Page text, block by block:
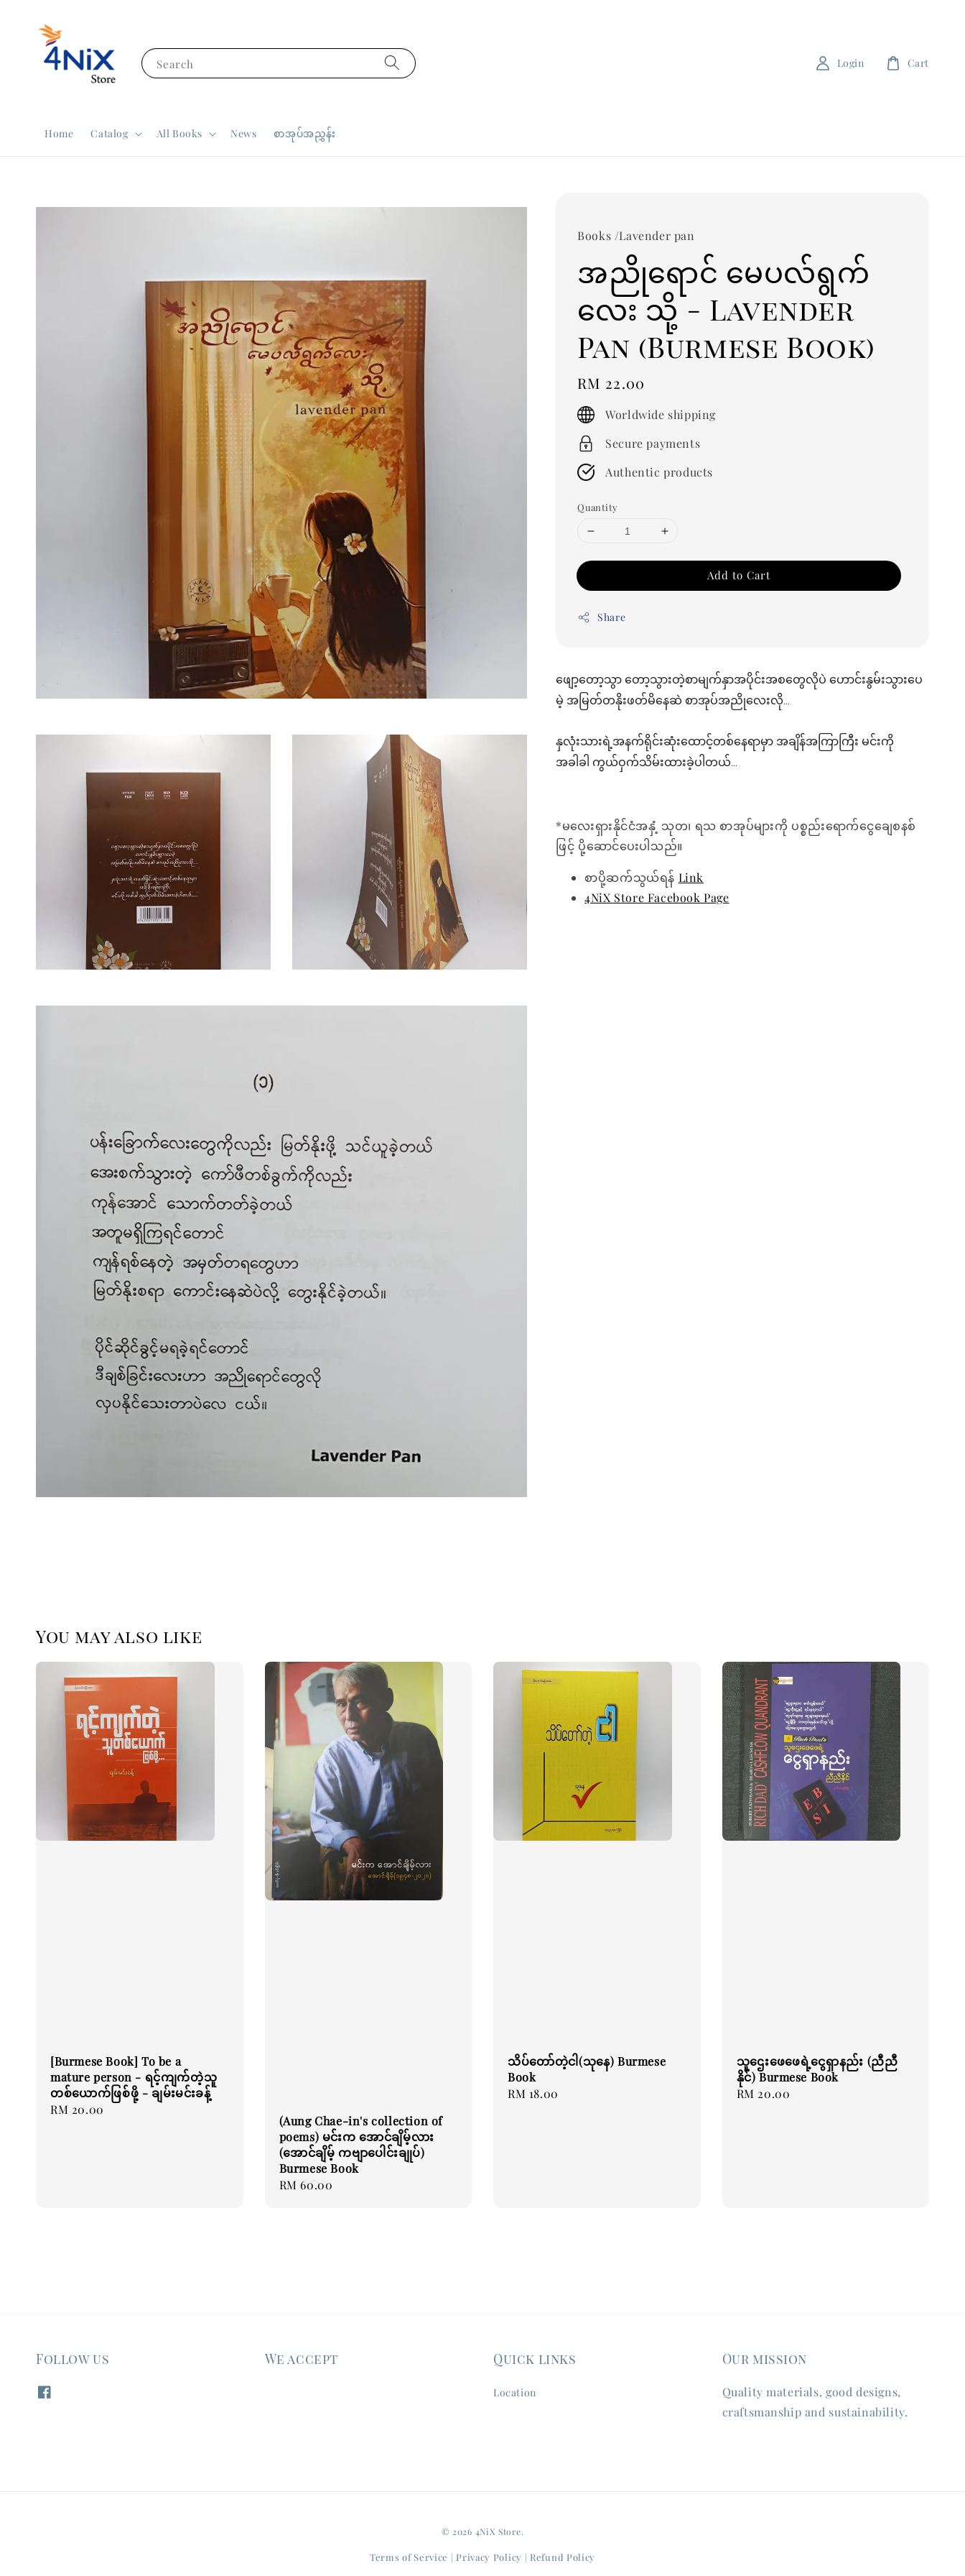
Search
Home Catalog All Books News စာအုပ်အညွှန်း
Login Cart
Books /Lavender pan
အညိုရောင် မေပလ်ရွက်
လေး သို့ - Lavender
Pan (Burmese Book)
Regular
price
RM 22.00
Worldwide shipping
Secure payments
Authentic products
Quantity
Add to Cart
Share
ဖျော့တော့သွာ တော့သွားတဲ့စာမျက်နှာအပိုင်းအစတွေလိုပဲ ဟောင်းနွမ်းသွားပေ
မဲ့ အမြတ်တနိုးဖတ်မိနေဆဲ စာအုပ်အညိုလေးလို...
နှလုံးသားရဲ့အနက်ရိုင်းဆုံးထောင့်တစ်နေရာမှာ အချိန်အကြာကြီး မင်းကို
အခါခါ ကွယ်ဝှက်သိမ်းထားခဲ့ပါတယ်...
*မလေးရှားနိုင်ငံအနှံ့ သုတ၊ ရသ စာအုပ်များကို ပစ္စည်းရောက်ငွေချေစနစ်
ဖြင့် ပို့ဆောင်ပေးပါသည်။
စာပို့ဆက်သွယ်ရန် Link
4NiX Store Facebook Page
You may also like
[Burmese Book] To be a
mature person - ရင့်ကျက်တဲ့သူ
တစ်ယောက်ဖြစ်ဖို့ - ချမ်းမင်းခန့်
Regular
RM 20.00
(Aung Chae-in's collection of
poems) မင်းက အောင်ချိမ့်လား
(အောင်ချိမ့် ကဗျာပေါင်းချုပ်)
Burmese Book
Regular
RM 60.00
သိပ်တော်တဲ့ငါ(သုနေ) Burmese
Book
Regular
RM 18.00
သူဌေးဖေဖေရဲ့ငွေရှာနည်း (ညီညီ
နိုင်) Burmese Book
Regular
RM 20.00
Follow us We accept Quick links
Location
Our mission
Quality materials, good designs,
craftsmanship and sustainability.
© 2026 4NiX Store.
Terms of Service | Privacy Policy | Refund Policy